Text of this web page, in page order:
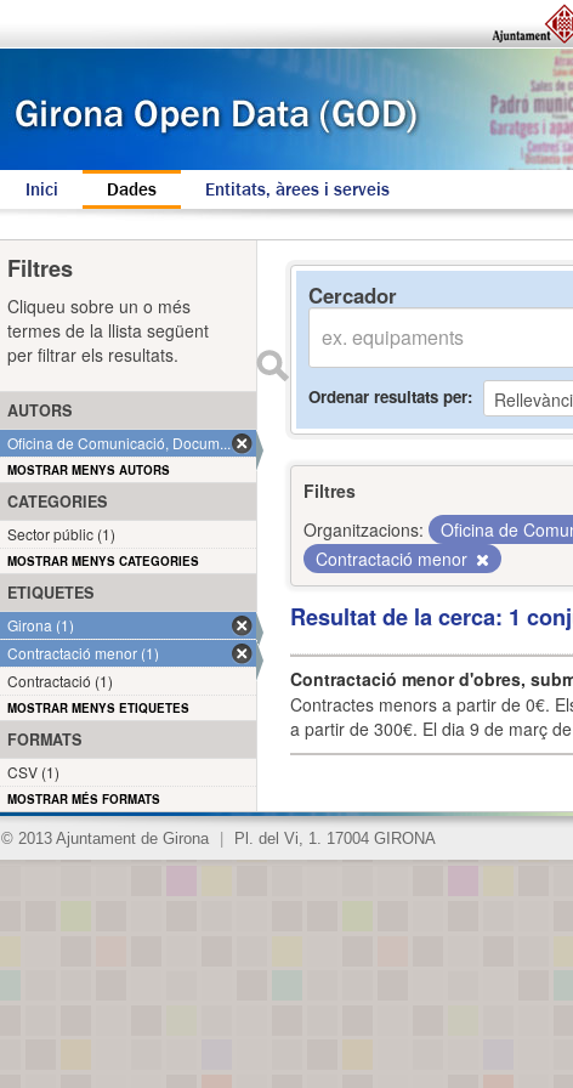
Inici Dades Entitats, àrees i serveis
Cercador
Ordenar resultats per
Filtres
Organitzacions:
Oficina de
Contractació menor
Resultat de la cerca: 1
Contractació menor d'obres,
Contractes menors a partir de 0€.
a partir de 300€. El dia 9 de març
Filtres
Cliqueu sobre un o més
termes de la llista següent
per filtrar els resultats.
AUTORS
Oficina de Comunicació, Docum... (1)
MOSTRAR MENYS AUTORS
CATEGORIES
Sector públic (1)
MOSTRAR MENYS CATEGORIES
ETIQUETES
Girona (1)
Contractació menor (1)
Contractació (1)
MOSTRAR MENYS ETIQUETES
FORMATS
CSV (1)
MOSTRAR MÉS FORMATS
© 2013 Ajuntament de Girona Pl. del Vi, 1. 17004 GIRONA